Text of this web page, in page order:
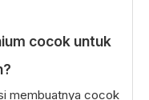
cocok untuk
membuatnya cocok